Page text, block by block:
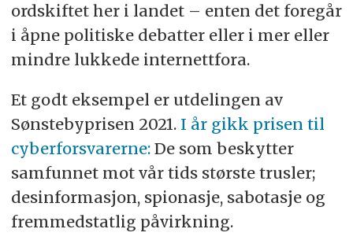
ordskiftet her i landet – enten det foregår
i åpne politiske debatter eller i mer eller
mindre lukkede internettfora.
Et godt eksempel er utdelingen av
Sønstebyprisen 2021.I år gikk prisen til
cyberforsvarerne: De som beskytter
samfunnet mot vår tids største trusler;
desinformasjon, spionasje, sabotasje og
fremmedstatlig påvirkning.